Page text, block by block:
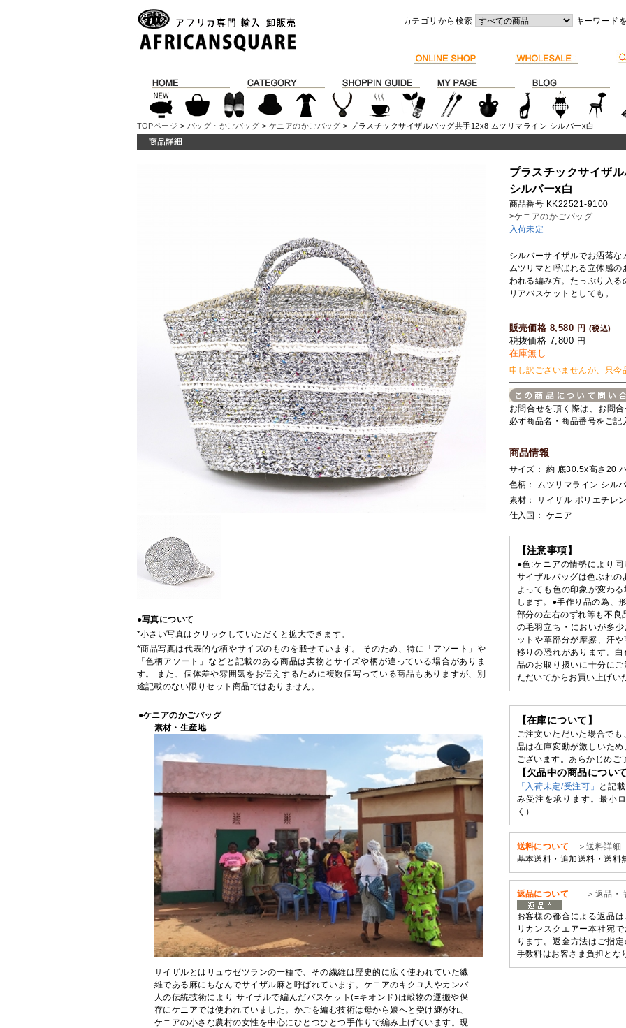
カテゴリから検索 キーワード
TOPページ > バッグ・かごバッグ > ケニアのかごバッグ > プラスチックサイザルバッグ共手12x8 ムツリマライン シルバーx白
●写真について
*小さい写真はクリックしていただくと拡大できます。
*商品写真は代表的な柄やサイズのものを載せています。 そのため、特に「アソート」や
「色柄アソート」などと記載のある商品は実物とサイズや柄が違っている場合がありま
す。 また、個体差や雰囲気をお伝えするために複数個写っている商品もありますが、別
途記載のない限りセット商品ではありません。
●ケニアのかごバッグ
素材・生産地
サイザルとはリュウゼツランの一種で、その繊維は歴史的に広く使われていた繊
維である麻にちなんでサイザル麻と呼ばれています。ケニアのキクユ人やカンバ
人の伝統技術により サイザルで編んだバスケット(=キオンド)は穀物の運搬や保
存にケニアでは使われていました。かごを編む技術は母から娘へと受け継がれ、
ケニアの小さな農村の女性を中心にひとつひとつ手作りで編み上げています。現
プラスチックサイザ
シルバーx白
商品番号 KK22521-9100
>ケニアのかごバッグ
入荷未定
シルバーサイザルでお洒落な
ムツリマと呼ばれる立体感
われる編み方。たっぷり入
リアバスケットとしても。
販売価格 8,580 円 (税込)
税抜価格 7,800 円
在庫無し
申し訳ございませんが、只今
お問合せを頂く際は、お問
必ず商品名・商品番号をご記
商品情報
サイズ： 約 底30.5x高さ20
色柄： ムツリマライン シル
素材： サイザル ポリエチレン
仕入国： ケニア
【注意事項】
●色:ケニアの情勢により同
サイザルバッグは色ぶれ
よっても色の印象が変わ
します。●手作り品の為、
部分の左右のずれ等も不良
の毛羽立ち・においが多
ットや革部分が摩擦、汗
移りの恐れがあります。
品のお取り扱いに十分に
ただいてからお買い上げい
【在庫について】
ご注文いただいた場合で
品は在庫変動が激しいた
ございます。あらかじめご
【欠品中の商品について
「入荷未定/受注可」
と記
み受注を承ります。最小
く）
送料について
＞送料詳細
基本送料・追加送料・送料
返品について ＞返品・
お客様の都合による返品
リカンスクエアー本社宛
ります。返金方法はご指
手数料はお客さま負担とな